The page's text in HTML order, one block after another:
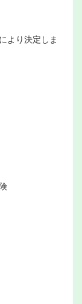
より決定しま